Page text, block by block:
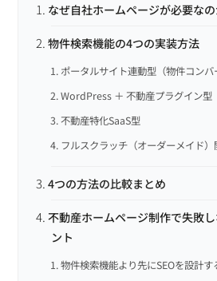
なぜ自社ホームページが必要な
物件検索機能の4つの実装方法
1. ポータルサイト連動型（物件コンバ
2. WordPress ＋ 不動産プラグイン型
3. 不動産特化SaaS型
4. フルスクラッチ（オーダーメイド）
4つの方法の比較まとめ
不動産ホームページ制作で失敗
ント
1. 物件検索機能より先にSEOを設計す